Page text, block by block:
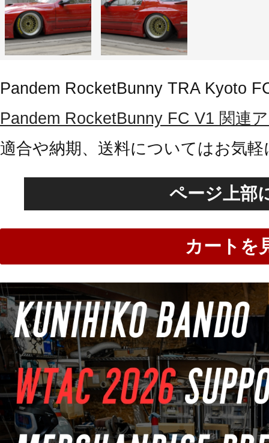
Pandem RocketBunny TRA Kyoto
Pandem RocketBunny FC V1 関連
適合や納期、送料についてはお気
ページ上部
カートを